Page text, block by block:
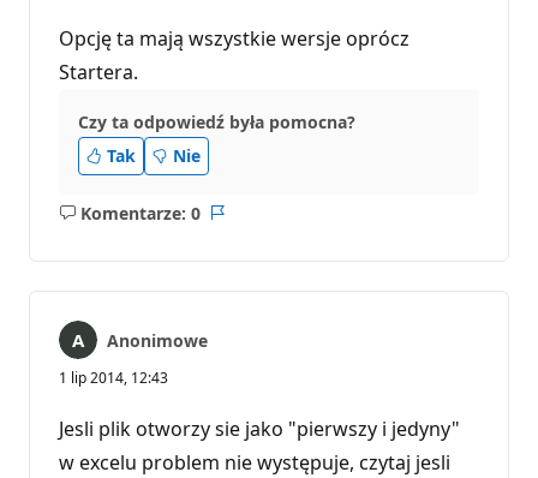
Opcję ta mają wszystkie wersje oprócz
Startera.
Czy ta odpowiedź była pomocna?
Tak
Nie
Komentarze: 0
Brak
Anonimowe
1 lip 2014, 12:43
Jesli plik otworzy sie jako "pierwszy i jedyny"
w excelu problem nie występuje, czytaj jesli